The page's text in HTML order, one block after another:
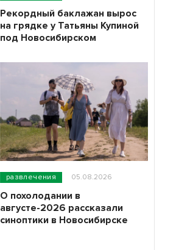
Рекордный баклажан вырос
на грядке у Татьяны Купиной
под Новосибирском
развлечения 05.08.2026
О похолодании в
августе-2026 рассказали
синоптики в Новосибирске